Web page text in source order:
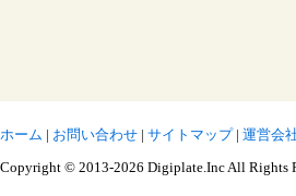
ホーム | お問い合わせ | サイトマップ| 運営会
Copyright © 2013-2026 Digiplate.Inc All Rights